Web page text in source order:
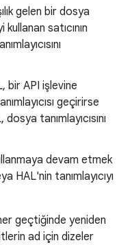
gelen bir dosya
kullanan satıcının
bir API işlevine
geçirirse
tanımlayıcısını
devam etmek
HAL'nin tanımlayıcıyı
geçtiğinde yeniden
ad için dizeler